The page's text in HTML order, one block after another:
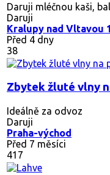
Daruji mléčnou kaši,
Daruji
Kralupy nad Vltavou 1
Před 4 dny
38
Zbytek žluté vlny
Ideálně za odvoz
Daruji
Praha-východ
Před 7 měsíci
417